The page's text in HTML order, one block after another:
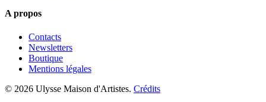
A propos
Contacts
Newsletters
Boutique
Mentions légales
© 2026 Ulysse Maison d'Artistes. Crédits